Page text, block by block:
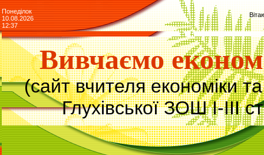
Понеділок
10.08.2026
12:37
Вивчаємо
(сайт вчителя економіки
Глухівської ЗОШ І-ІІІ